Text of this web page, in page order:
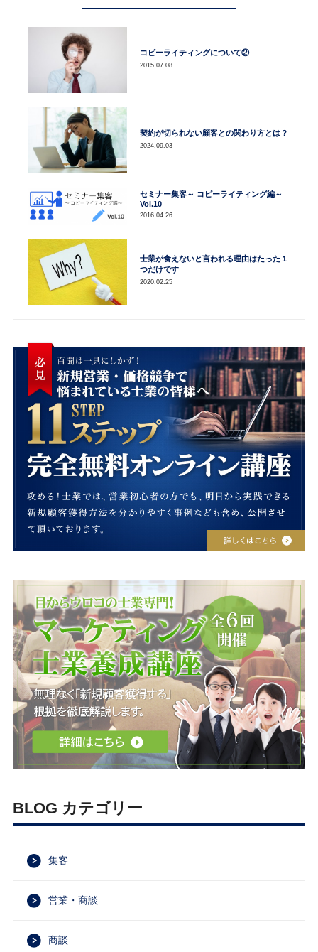
コピーライティングについて②
2015.07.08
契約が切られない顧客との関わり方とは？
2024.09.03
セミナー集客～ コピーライティング編～
Vol.10
2016.04.26
士業が食えないと言われる理由はたった１
つだけです
2020.02.25
BLOG カテゴリー
集客
営業・商談
商談